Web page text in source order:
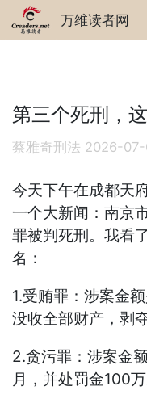
万维读者网
第三个死刑，
蔡雅奇刑法 2026-07-
今天下午在成都天
一个大新闻：南京
罪被判死刑。我看
名：
1.受贿罪：涉案金
没收全部财产，剥
2.贪污罪：涉案金
月，并处罚金100万